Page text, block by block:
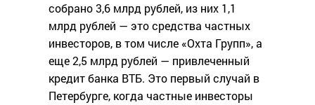
собрано 3,6 млрд рублей, из них 1,1
млрд рублей — это средства частных
инвесторов, в том числе «Охта Групп», а
еще 2,5 млрд рублей — привлеченный
кредит банка ВТБ. Это первый случай в
Петербурге, когда частные инвесторы